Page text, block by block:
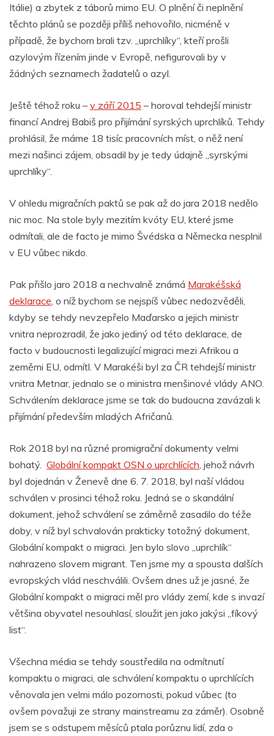
Itálie) a zbytek z táborů mimo EU. O plnění či neplnění
těchto plánů se později příliš nehovořilo, nicméně v
případě, že bychom brali tzv. „uprchlíky“, kteří prošli
azylovým řízením jinde v Evropě, nefigurovali by v
žádných seznamech žadatelů o azyl.
Ještě téhož roku – v září 2015 – horoval tehdejší ministr
financí Andrej Babiš pro přijímání syrských uprchlíků. Tehdy
prohlásil, že máme 18 tisíc pracovních míst, o něž není
mezi našinci zájem, obsadil by je tedy údajně „syrskými
uprchlíky“.
V ohledu migračních paktů se pak až do jara 2018 nedělo
nic moc. Na stole byly mezitím kvóty EU, které jsme
odmítali, ale de facto je mimo Švédska a Německa nesplnil
v EU vůbec nikdo.
Pak přišlo jaro 2018 a nechvalně známá Marakéšská
deklarace , o níž bychom se nejspíš vůbec nedozvěděli,
kdyby se tehdy nevzepřelo Maďarsko a jejich ministr
vnitra neprozradil, že jako jediný od této deklarace, de
facto v budoucnosti legalizující migraci mezi Afrikou a
zeměmi EU, odmítl. V Marakéši byl za ČR tehdejší ministr
vnitra Metnar, jednalo se o ministra menšinové vlády ANO.
Schválením deklarace jsme se tak do budoucna zavázali k
přijímání především mladých Afričanů.
Rok 2018 byl na různé promigrační dokumenty velmi
bohatý. Globální kompakt OSN o uprchlících , jehož návrh
byl dojednán v Ženevě dne 6. 7. 2018, byl naší vládou
schválen v prosinci téhož roku. Jedná se o skandální
dokument, jehož schválení se záměrně zasadilo do téže
doby, v níž byl schvalován prakticky totožný dokument,
Globální kompakt o migraci. Jen bylo slovo „uprchlík“
nahrazeno slovem migrant. Ten jsme my a spousta dalších
evropských vlád neschválili. Ovšem dnes už je jasné, že
Globální kompakt o migraci měl pro vlády zemí, kde s invazí
většina obyvatel nesouhlasí, sloužit jen jako jakýsi „fíkový
list“.
Všechna média se tehdy soustředila na odmítnutí
kompaktu o migraci, ale schválení kompaktu o uprchlících
věnovala jen velmi málo pozornosti, pokud vůbec (to
ovšem považuji ze strany mainstreamu za záměr). Osobně
jsem se s odstupem měsíců ptala porůznu lidí, zda o